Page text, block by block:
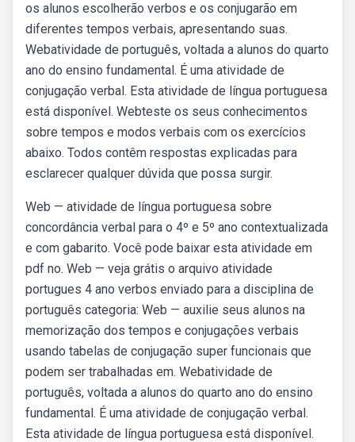
os alunos escolherão verbos e os conjugarão em
diferentes tempos verbais, apresentando suas.
Webatividade de português, voltada a alunos do quarto
ano do ensino fundamental. É uma atividade de
conjugação verbal. Esta atividade de língua portuguesa
está disponível. Webteste os seus conhecimentos
sobre tempos e modos verbais com os exercícios
abaixo. Todos contêm respostas explicadas para
esclarecer qualquer dúvida que possa surgir.
Web — atividade de língua portuguesa sobre
concordância verbal para o 4º e 5º ano contextualizada
e com gabarito. Você pode baixar esta atividade em
pdf no. Web — veja grátis o arquivo atividade
portugues 4 ano verbos enviado para a disciplina de
português categoria: Web — auxilie seus alunos na
memorização dos tempos e conjugações verbais
usando tabelas de conjugação super funcionais que
podem ser trabalhadas em. Webatividade de
português, voltada a alunos do quarto ano do ensino
fundamental. É uma atividade de conjugação verbal.
Esta atividade de língua portuguesa está disponível.